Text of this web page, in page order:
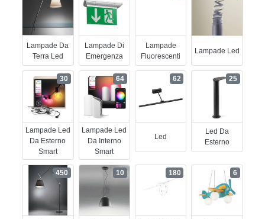
Lampade Da
Terra Led
Lampade Di
Emergenza
Lampade
Fluorescenti
Lampade Led
Lampade Led
Da Esterno
Smart
30
Lampade Led
Da Interno
Smart
64
Led
62
Led Da
Esterno
25
450 10 180 6